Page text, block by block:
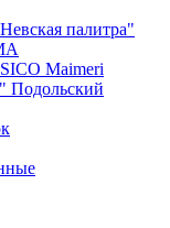
палитра"
Maimeri
Подольский